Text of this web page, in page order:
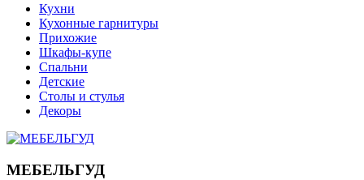
Кухни
Кухонные гарнитуры
Прихожие
Шкафы-купе
Спальни
Детские
Столы и стулья
Декоры
МЕБЕЛЬГУД